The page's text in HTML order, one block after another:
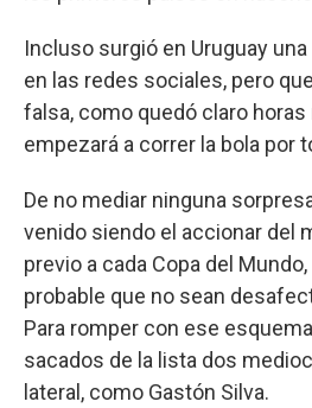
Incluso surgió en Uruguay
en las redes sociales, pero
falsa, como quedó claro
empezará a correr la bola por
De no mediar ninguna
venido siendo el accionar del
previo a cada Copa del
probable que no sean
Para romper con ese
sacados de la lista dos
lateral, como Gastón Silva.